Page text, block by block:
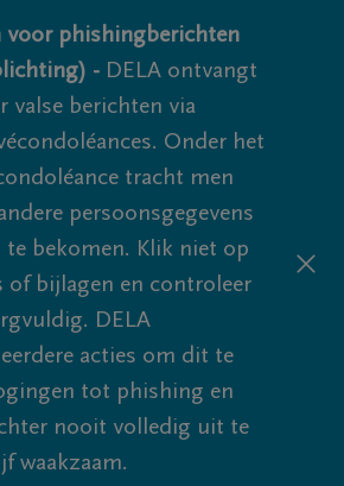
voor phishingberichten
- DELA ontvangt
valse berichten via
Onder het
tracht men
persoonsgegevens
te bekomen. Klik niet op
of bijlagen en controleer
DELA
acties om dit te
tot phishing en
nooit volledig uit te
waakzaam.